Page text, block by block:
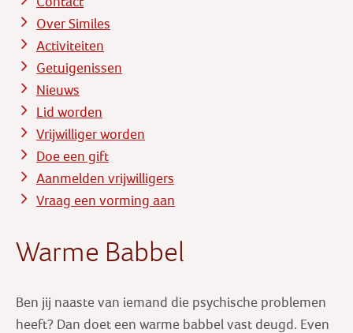
Over Similes
Activiteiten
Getuigenissen
Nieuws
Lid worden
Vrijwilliger worden
Doe een gift
Aanmelden vrijwilligers
Vraag een vorming aan
Warme Babbel
Ben jij naaste van iemand die psychische problemen
heeft? Dan doet een warme babbel vast deugd. Even